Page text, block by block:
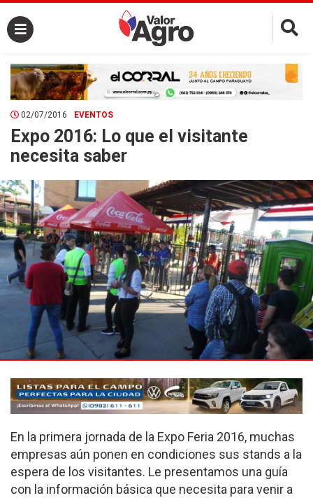
×
02/07/2016 EVENTOS
Expo 2016: Lo que el visitante
necesita saber
En la primera jornada de la Expo Feria 2016, muchas
empresas aún ponen en condiciones sus stands a la
espera de los visitantes. Le presentamos una guía
con la información básica que necesita para venir a